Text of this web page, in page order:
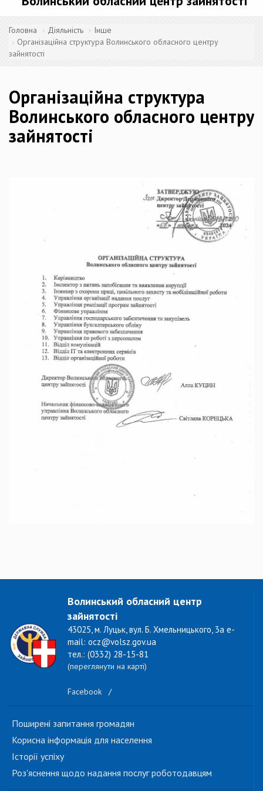
Головна Діяльність
Інше
Організаційна структура Волинського обласного центру
зайнятості
Організаційна структура
Волинського обласного центру
зайнятості
Волинський обласний центр
зайнятості
43025, м. Луцьк, вул. Б. Хмельницького, 3а e-
mail: ocz@volsz.gov.ua
тел.: (0332) 28-15-81
(переглянути на карті)
Facebook /
Поширені запитання громадян
Корисна інформація для населення
Історії успіху
Роз'яснення щодо надання послуг роботодавцям